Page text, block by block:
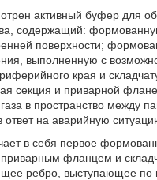
активный буфер для
содержащий:
поверхности;
выполненную с
края и
секция и приварной
в пространство между
на аварийную
в себя первое
фланцем и
ребро, выступающее по